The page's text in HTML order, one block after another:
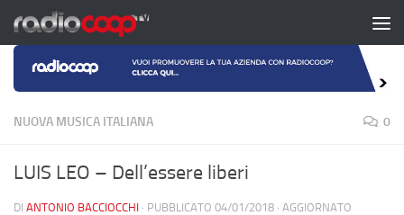
Salta al contenuto
NUOVA MUSICA ITALIANA 0
LUIS LEO – Dell’essere liberi
DI ANTONIO BACCIOCCHI · PUBBLICATO 04/01/2018 · AGGIORNATO